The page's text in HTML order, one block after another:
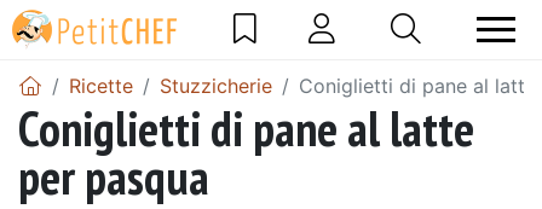
Ricette Stuzzicherie Coniglietti di pane al latte
Coniglietti di pane al latte
per pasqua